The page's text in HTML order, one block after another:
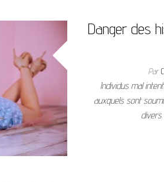
Danger des
Par
Individus mal
auxquels sont
divers.